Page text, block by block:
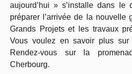
aujourd’hui » s’installe dans le
préparer l’arrivée de la nouvelle
Grands Projets et les travaux
Vous voulez en savoir plus sur
Rendez-vous sur la
Cherbourg.